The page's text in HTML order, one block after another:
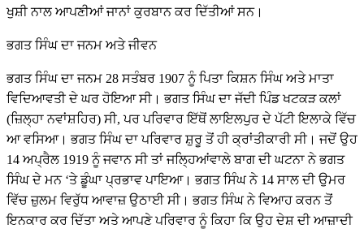
ਖੁਸ਼ੀ ਨਾਲ ਆਪਣੀਆਂ ਜਾਨਾਂ ਕੁਰਬਾਨ ਕਰ ਦਿੱਤੀਆਂ ਸਨ।
ਭਗਤ ਸਿੰਘ ਦਾ ਜਨਮ ਅਤੇ ਜੀਵਨ
ਭਗਤ ਸਿੰਘ ਦਾ ਜਨਮ 28 ਸਤੰਬਰ 1907 ਨੂੰ ਪਿਤਾ ਕਿਸ਼ਨ ਸਿੰਘ ਅਤੇ ਮਾਤਾ
ਵਿਦਿਆਵਤੀ ਦੇ ਘਰ ਹੋਇਆ ਸੀ। ਭਗਤ ਸਿੰਘ ਦਾ ਜੱਦੀ ਪਿੰਡ ਖਟਕੜ ਕਲਾਂ
(ਜ਼ਿਲ੍ਹਾ ਨਵਾਂਸ਼ਹਿਰ) ਸੀ, ਪਰ ਪਰਿਵਾਰ ਇੱਥੋਂ ਲਾਇਲਪੁਰ ਦੇ ਪੱਟੀ ਇਲਾਕੇ ਵਿੱਚ
ਆ ਵਸਿਆ। ਭਗਤ ਸਿੰਘ ਦਾ ਪਰਿਵਾਰ ਸ਼ੁਰੂ ਤੋਂ ਹੀ ਕ੍ਰਾਂਤੀਕਾਰੀ ਸੀ। ਜਦੋਂ ਉਹ
14 ਅਪ੍ਰੈਲ 1919 ਨੂੰ ਜਵਾਨ ਸੀ ਤਾਂ ਜਲ੍ਹਿਆਂਵਾਲੇ ਬਾਗ ਦੀ ਘਟਨਾ ਨੇ ਭਗਤ
ਸਿੰਘ ਦੇ ਮਨ ‘ਤੇ ਡੂੰਘਾ ਪ੍ਰਭਾਵ ਪਾਇਆ। ਭਗਤ ਸਿੰਘ ਨੇ 14 ਸਾਲ ਦੀ ਉਮਰ
ਵਿੱਚ ਜ਼ੁਲਮ ਵਿਰੁੱਧ ਆਵਾਜ਼ ਉਠਾਈ ਸੀ। ਭਗਤ ਸਿੰਘ ਨੇ ਵਿਆਹ ਕਰਨ ਤੋਂ
ਇਨਕਾਰ ਕਰ ਦਿੱਤਾ ਅਤੇ ਆਪਣੇ ਪਰਿਵਾਰ ਨੂੰ ਕਿਹਾ ਕਿ ਉਹ ਦੇਸ਼ ਦੀ ਆਜ਼ਾਦੀ